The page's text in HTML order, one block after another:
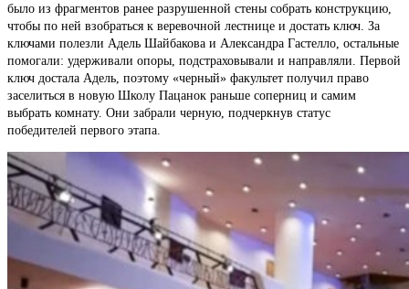
было из фрагментов ранее разрушенной стены собрать конструкцию,
чтобы по ней взобраться к веревочной лестнице и достать ключ. За
ключами полезли Адель Шайбакова и Александра Гастелло, остальные
помогали: удерживали опоры, подстраховывали и направляли. Первой
ключ достала Адель, поэтому «черный» факультет получил право
заселиться в новую Школу Пацанок раньше соперниц и самим
выбрать комнату. Они забрали черную, подчеркнув статус
победителей первого этапа.